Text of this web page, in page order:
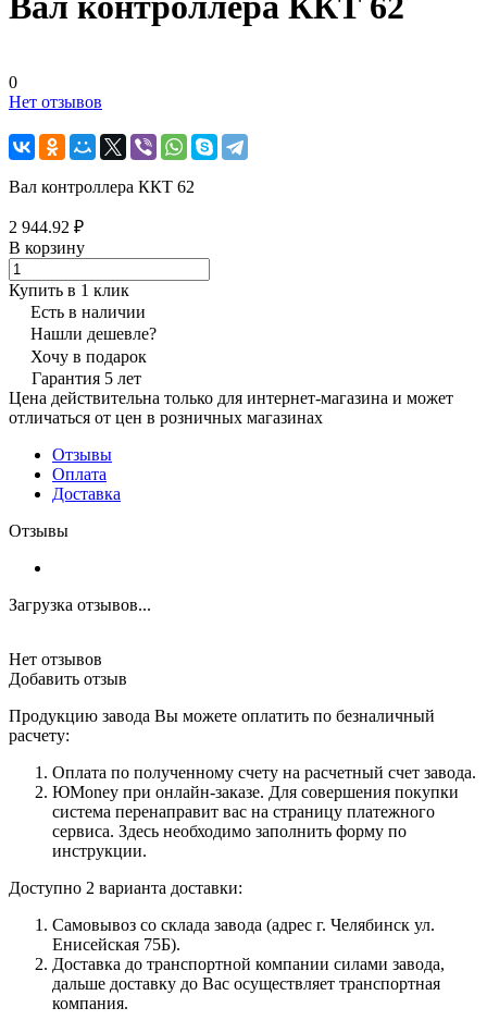
0
Нет отзывов
Вал контроллера ККТ 62
2 944.92 ₽
В корзину
Купить в 1 клик
Есть в наличии
Нашли дешевле?
Хочу в подарок
Гарантия 5 лет
Цена действительна только для интернет-магазина и может
отличаться от цен в розничных магазинах
Отзывы
Оплата
Доставка
Отзывы
Загрузка отзывов...
Нет отзывов
Добавить отзыв
Продукцию завода Вы можете оплатить по безналичный
расчету:
Оплата по полученному счету на расчетный счет завода.
ЮMoney при онлайн-заказе. Для совершения покупки
система перенаправит вас на страницу платежного
сервиса. Здесь необходимо заполнить форму по
инструкции.
Доступно 2 варианта доставки:
Самовывоз со склада завода (адрес г. Челябинск ул.
Енисейская 75Б).
Доставка до транспортной компании силами завода,
дальше доставку до Вас осуществляет транспортная
компания.